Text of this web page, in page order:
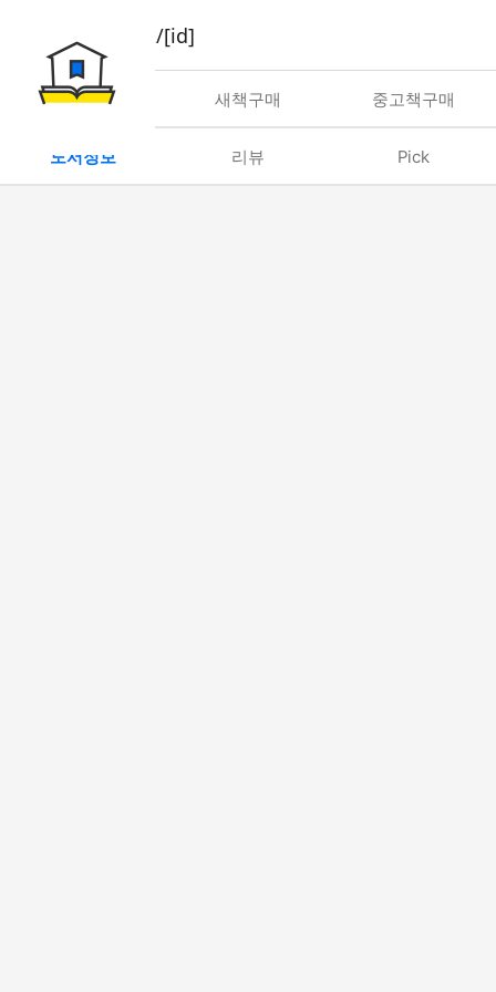
book/rent/[id]
대여 새책구매 중고책구매
도서정보 리뷰 Pick